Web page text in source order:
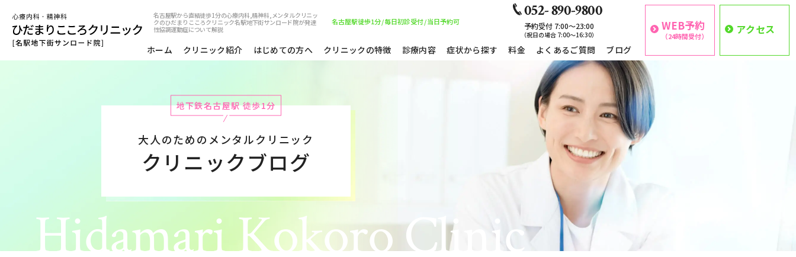
名古屋駅から直結徒歩1分の心療内科,精神科,メンタルクリニッ
クのひだまりこころクリニック名駅地下街サンロード院が発達
性協調運動症について解説
名古屋駅徒歩1分/毎日初診受付/当日予約可
052- 890-9800
予約受付 7:00〜23:00
（祝日の場合 7:00〜16:30）
ホーム クリニック紹介 はじめての方へ クリニックの特徴 診療内容 症状から探す 料金 よくあるご質問 ブログ
WEB予約
（24時間受付） アクセス
地下鉄名古屋駅 徒歩1分
大人のためのメンタルクリニック
クリニックブログ
Hidamari Kokoro Clinic